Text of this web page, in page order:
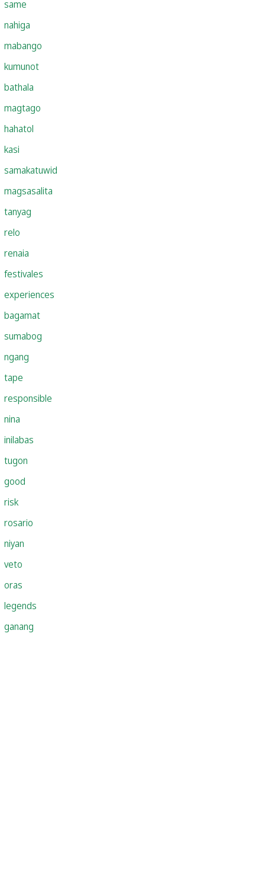
same
nahiga
mabango
kumunot
bathala
magtago
hahatol
kasi
samakatuwid
magsasalita
tanyag
relo
renaia
festivales
experiences
bagamat
sumabog
ngang
tape
responsible
nina
inilabas
tugon
good
risk
rosario
niyan
veto
oras
legends
ganang